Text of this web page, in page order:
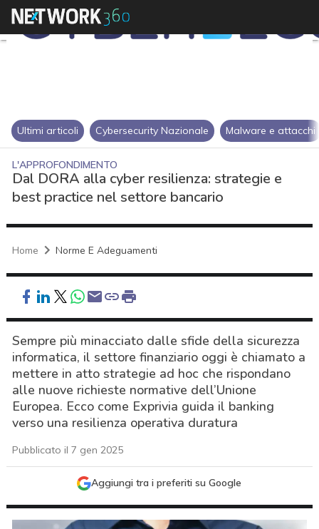
Ultimi articoli Cybersecurity Nazionale Malware e attacchi
L'APPROFONDIMENTO
Dal DORA alla cyber resilienza: strategie e
best practice nel settore bancario
Home Norme E Adeguamenti
Sempre più minacciato dalle sfide della sicurezza
informatica, il settore finanziario oggi è chiamato a
mettere in atto strategie ad hoc che rispondano
alle nuove richieste normative dell’Unione
Europea. Ecco come Exprivia guida il banking
verso una resilienza operativa duratura
Pubblicato il 7 gen 2025
Aggiungi tra i preferiti su Google